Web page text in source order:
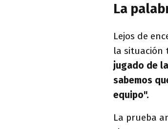
La
Lejos de
la situación
jugado de
sabemos
equipo".
La prueba